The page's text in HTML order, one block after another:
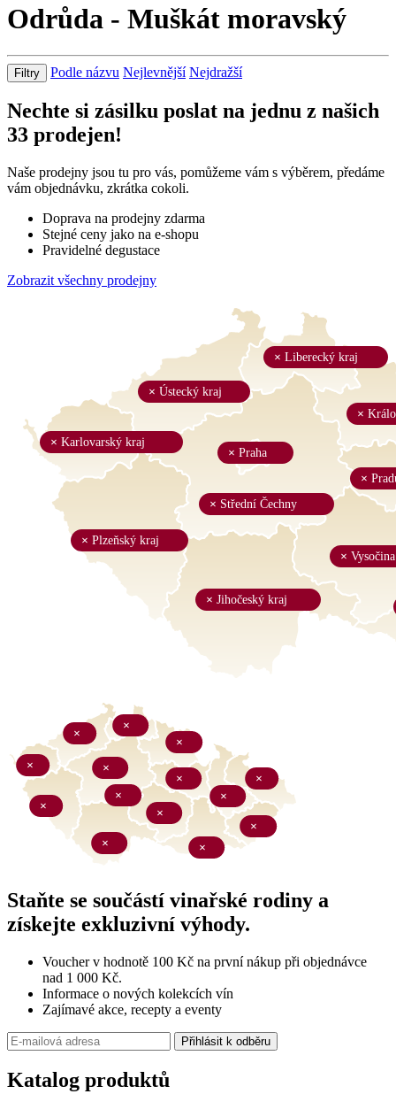
Odrůda - Muškát moravský
Filtry Podle názvu Nejlevnější Nejdražší
Nechte si zásilku poslat na jednu z našich
33 prodejen!
Naše prodejny jsou tu pro vás, pomůžeme vám s výběrem, předáme
vám objednávku, zkrátka cokoli.
Doprava na prodejny zdarma
Stejné ceny jako na e-shopu
Pravidelné degustace
Zobrazit všechny prodejny
Staňte se součástí vinařské rodiny a
získejte exkluzivní výhody.
Voucher v hodnotě 100 Kč na první nákup při objednávce
nad 1 000 Kč.
Informace o nových kolekcích vín
Zajímavé akce, recepty a eventy
Přihlásit k odběru
Katalog produktů